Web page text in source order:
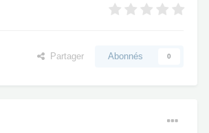
Partager Abonnés 0